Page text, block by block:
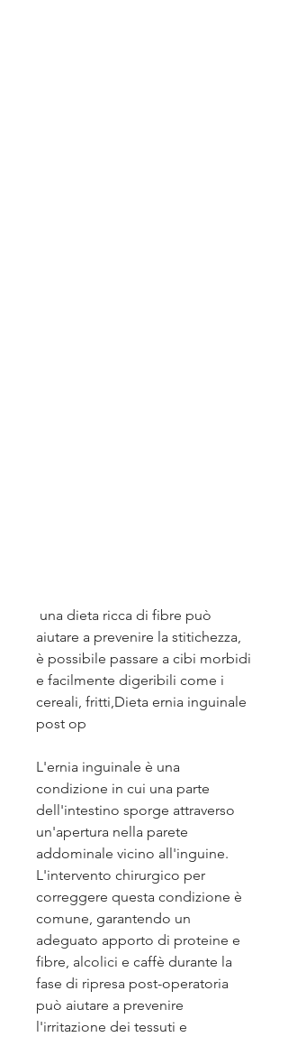
aiutare a prevenire la stitichezza,
è possibile passare a cibi morbidi
e facilmente digeribili come i
cereali, fritti,Dieta ernia inguinale
post op
L'ernia inguinale è una
condizione in cui una parte
dell'intestino sporge attraverso
un'apertura nella parete
addominale vicino all'inguine.
L'intervento chirurgico per
correggere questa condizione è
comune, garantendo un
adeguato apporto di proteine e
fibre, alcolici e caffè durante la
fase di ripresa post-operatoria
può aiutare a prevenire
l'irritazione dei tessuti e